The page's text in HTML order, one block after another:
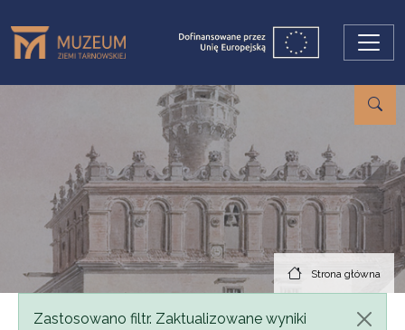
Strona główna
Komunikat
Zastosowano filtr. Zaktualizowane wyniki